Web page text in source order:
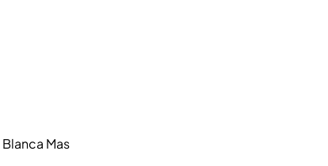
Blanca Mas